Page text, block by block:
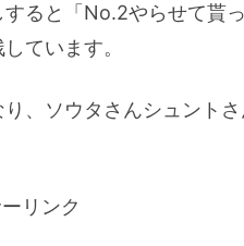
ると「No.2やらせて貰
ています。
、ソウタさんシュント
リンク